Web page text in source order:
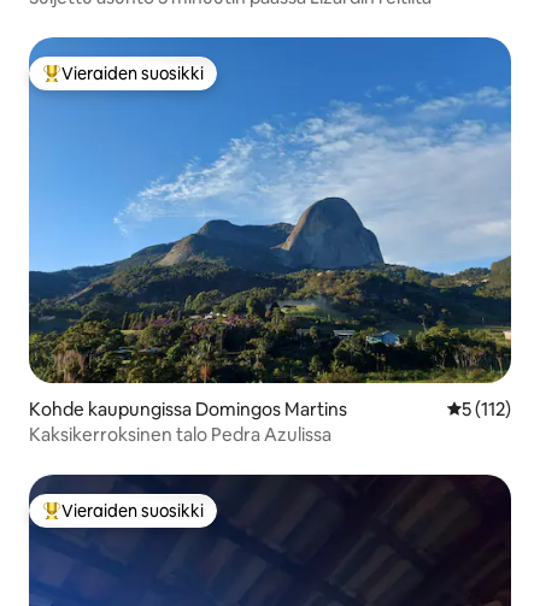
Vieraiden suosikkien parhaimmistoa
Vieraiden suosikki
Kohde kaupungissa Domingos Martins
5 (112)
Kaksikerroksinen talo Pedra Azulissa
Vieraiden suosikkien parhaimmistoa
Vieraiden suosikki